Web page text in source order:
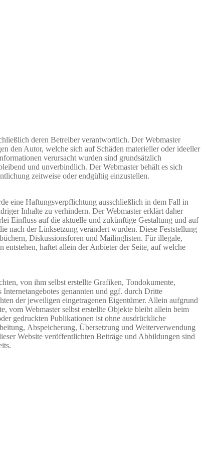
deren Betreiber verantwortlich. Der Webmaster
den Autor, welche sich auf Schäden materieller oder ideeller
verursacht wurden sind grundsätzlich
und unverbindlich. Der Webmaster behält es sich
zeitweise oder endgültig einzustellen.
eine Haftungsverpflichtung ausschließlich in dem Fall in
Inhalte zu verhindern. Der Webmaster erklärt daher
Einfluss auf die aktuelle und zukünftige Gestaltung und auf
nach der Linksetzung verändert wurden. Diese Feststellung
Diskussionsforen und Mailinglisten. Für illegale,
haftet allein der Anbieter der Seite, auf welche
von ihm selbst erstellte Grafiken, Tondokumente,
genannten und ggf. durch Dritte
der jeweiligen eingetragenen Eigentümer. Allein aufgrund
vom Webmaster selbst erstellte Objekte bleibt allein beim
gedruckten Publikationen ist ohne ausdrückliche
Abspeicherung, Übersetzung und Weiterverwendung
Website veröffentlichten Beiträge und Abbildungen sind